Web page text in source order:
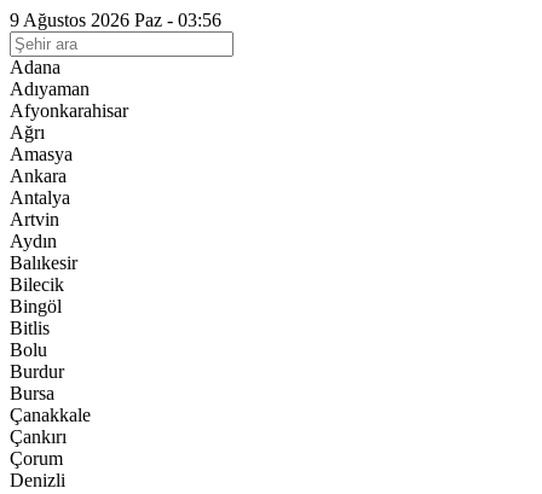
9 Ağustos 2026 Paz - 03:56
Adana
Adıyaman
Afyonkarahisar
Ağrı
Amasya
Ankara
Antalya
Artvin
Aydın
Balıkesir
Bilecik
Bingöl
Bitlis
Bolu
Burdur
Bursa
Çanakkale
Çankırı
Çorum
Denizli